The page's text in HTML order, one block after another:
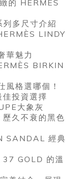
的 HERMÈS
多尺寸介紹
LINDY
華魅力
BIRKIN
格選哪個！
投資選擇
大象灰
久不衰的黑色
SANDAL 經典
37 GOLD 的溫